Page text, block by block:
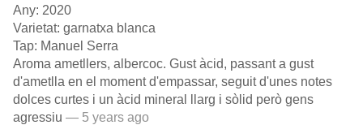
Any: 2020
Varietat: garnatxa blanca
Tap: Manuel Serra
Aroma ametllers, albercoc. Gust àcid, passant a gust
d'ametlla en el moment d'empassar, seguit d'unes notes
dolces curtes i un àcid mineral llarg i sòlid però gens
agressiu — 5 years ago